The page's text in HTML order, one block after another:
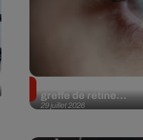
29 juillet 2026
greffe de rétine...